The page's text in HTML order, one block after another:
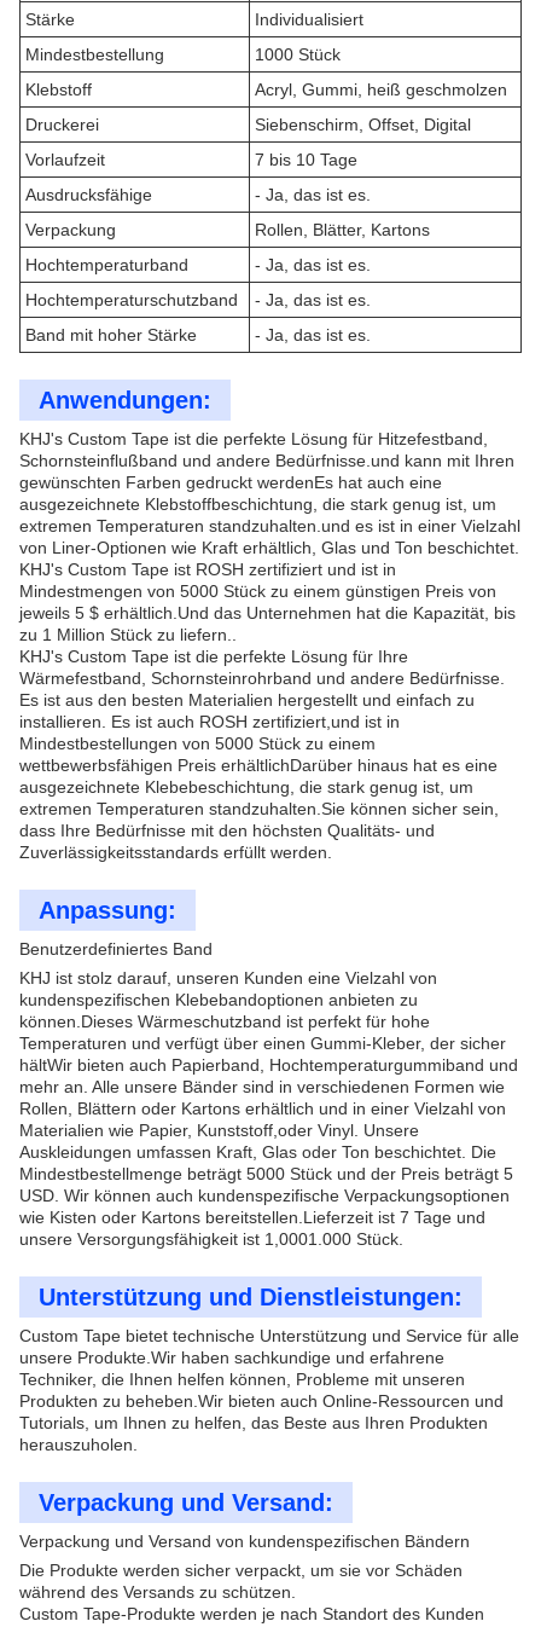
Stärke
Individualisiert
Mindestbestellung
1000 Stück
Klebstoff
Acryl, Gummi, heiß geschmolzen
Druckerei
Siebenschirm, Offset, Digital
Vorlaufzeit
7 bis 10 Tage
Ausdrucksfähige
- Ja, das ist es.
Verpackung
Rollen, Blätter, Kartons
Hochtemperaturband
- Ja, das ist es.
Hochtemperaturschutzband
- Ja, das ist es.
Band mit hoher Stärke
- Ja, das ist es.
Anwendungen:
KHJ's Custom Tape ist die perfekte Lösung für Hitzefestband,
Schornsteinflußband und andere Bedürfnisse.und kann mit Ihren
gewünschten Farben gedruckt werdenEs hat auch eine
ausgezeichnete Klebstoffbeschichtung, die stark genug ist, um
extremen Temperaturen standzuhalten.und es ist in einer Vielzahl
von Liner-Optionen wie Kraft erhältlich, Glas und Ton beschichtet.
KHJ's Custom Tape ist ROSH zertifiziert und ist in
Mindestmengen von 5000 Stück zu einem günstigen Preis von
jeweils 5 $ erhältlich.Und das Unternehmen hat die Kapazität, bis
zu 1 Million Stück zu liefern..
KHJ's Custom Tape ist die perfekte Lösung für Ihre
Wärmefestband, Schornsteinrohrband und andere Bedürfnisse.
Es ist aus den besten Materialien hergestellt und einfach zu
installieren. Es ist auch ROSH zertifiziert,und ist in
Mindestbestellungen von 5000 Stück zu einem
wettbewerbsfähigen Preis erhältlichDarüber hinaus hat es eine
ausgezeichnete Klebebeschichtung, die stark genug ist, um
extremen Temperaturen standzuhalten.Sie können sicher sein,
dass Ihre Bedürfnisse mit den höchsten Qualitäts- und
Zuverlässigkeitsstandards erfüllt werden.
Anpassung:
Benutzerdefiniertes Band
KHJ ist stolz darauf, unseren Kunden eine Vielzahl von
kundenspezifischen Klebebandoptionen anbieten zu
können.Dieses Wärmeschutzband ist perfekt für hohe
Temperaturen und verfügt über einen Gummi-Kleber, der sicher
hältWir bieten auch Papierband, Hochtemperaturgummiband und
mehr an. Alle unsere Bänder sind in verschiedenen Formen wie
Rollen, Blättern oder Kartons erhältlich und in einer Vielzahl von
Materialien wie Papier, Kunststoff,oder Vinyl. Unsere
Auskleidungen umfassen Kraft, Glas oder Ton beschichtet. Die
Mindestbestellmenge beträgt 5000 Stück und der Preis beträgt 5
USD. Wir können auch kundenspezifische Verpackungsoptionen
wie Kisten oder Kartons bereitstellen.Lieferzeit ist 7 Tage und
unsere Versorgungsfähigkeit ist 1,0001.000 Stück.
Unterstützung und Dienstleistungen:
Custom Tape bietet technische Unterstützung und Service für alle
unsere Produkte.Wir haben sachkundige und erfahrene
Techniker, die Ihnen helfen können, Probleme mit unseren
Produkten zu beheben.Wir bieten auch Online-Ressourcen und
Tutorials, um Ihnen zu helfen, das Beste aus Ihren Produkten
herauszuholen.
Verpackung und Versand:
Verpackung und Versand von kundenspezifischen Bändern
Die Produkte werden sicher verpackt, um sie vor Schäden
während des Versands zu schützen.
Custom Tape-Produkte werden je nach Standort des Kunden